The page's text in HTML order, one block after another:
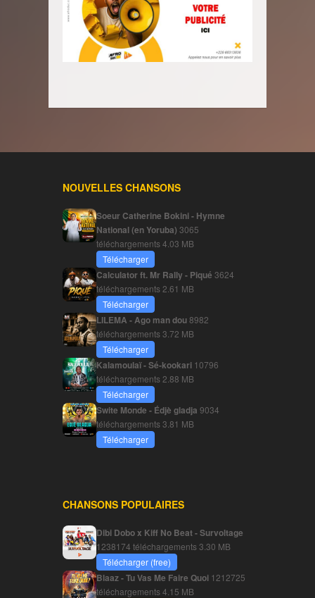
NOUVELLES CHANSONS
Soeur Catherine Bokini - Hymne
National (en Yoruba) 3065
téléchargements4.03 MB
Télécharger
Calculator ft. Mr Rally - Piqué 3624
téléchargements 2.61 MB
Télécharger
LILEMA - Ago man dou8982
téléchargements3.72 MB
Télécharger
Kalamoulaï - Sé-kookari 10796
téléchargements 2.88 MB
Télécharger
Swite Monde - Édjè gladja 9034
téléchargements3.81 MB
Télécharger
CHANSONS POPULAIRES
Dibi Dobo x Kiff No Beat - Survoltage
1238174 téléchargements3.30 MB
Télécharger (free)
Blaaz - Tu Vas Me Faire Quoi 1212725
téléchargements4.15 MB